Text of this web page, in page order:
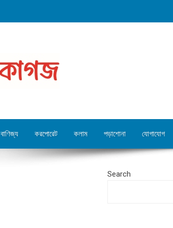
করপোরেট কলাম পড়াশোনা যোগাযোগ
Search